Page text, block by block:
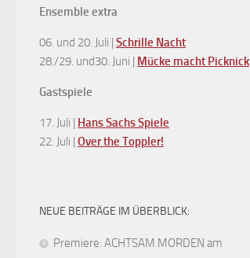
Ensemble extra
06. und 20. Juli | Schrille Nacht
28./29. und30. Juni | Mücke macht Picknick
Gastspiele
17. Juli | Hans Sachs Spiele
22. Juli | Over the Toppler!
NEUE BEITRÄGE IM ÜBERBLICK:
Premiere: ACHTSAM MORDEN am